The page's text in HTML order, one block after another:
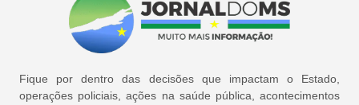
Fique por dentro das decisões que impactam o Estado,
operações policiais, ações na saúde pública, acontecimentos